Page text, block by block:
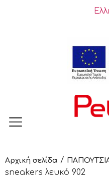
Αρχική σελίδα /
sneakers λευκό 902